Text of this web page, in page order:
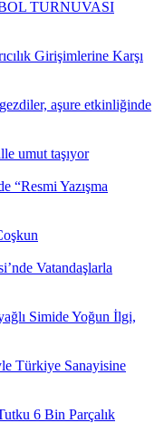
TURNUVASI
Girişimlerine Karşı
aşure etkinliğinde
umut taşıyor
“Resmi Yazışma
Vatandaşlarla
Simide Yoğun İlgi,
Türkiye Sanayisine
6 Bin Parçalık